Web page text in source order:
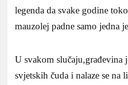
legenda da svake godine
mauzolej padne samo jedna
U svakom slučaju,građevina
svjetskih čuda i nalaze se na